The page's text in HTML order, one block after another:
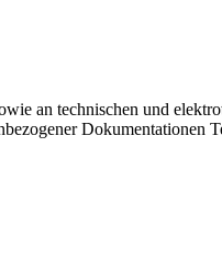
an technischen und
Dokumentationen